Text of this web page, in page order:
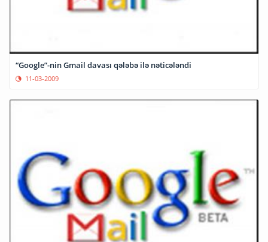
“Google”-nin Gmail davası qələbə ilə nəticələndi
11-03-2009